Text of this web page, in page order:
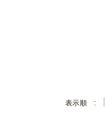
表示順 :